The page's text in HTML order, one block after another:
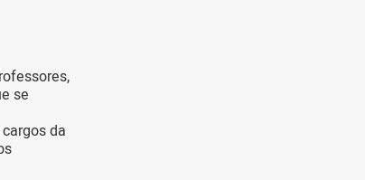
se
da